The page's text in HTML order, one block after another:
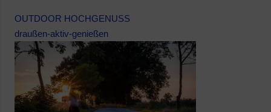
OUTDOOR HOCHGENUSS
draußen-aktiv-genießen